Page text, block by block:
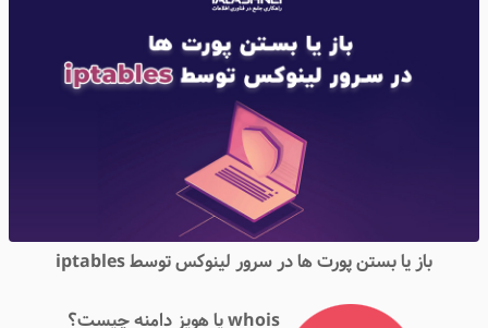
باز یا بستن پورت ها در سرور لینوکس توسط iptables
whois یا هویز دامنه چیست؟